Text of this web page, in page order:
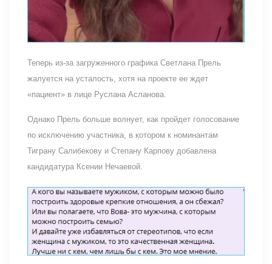
Теперь из-за загруженного графика Светлана Прель
жалуется на усталость, хотя на проекте ее ждет
«пациент» в лице Руслана Асланова.
Однако Прель больше волнует, как пройдет голосование
по исключению участника, в котором к номинантам
Тиграну Салибекову и Степану Карпову добавлена
кандидатура Ксении Нечаевой.